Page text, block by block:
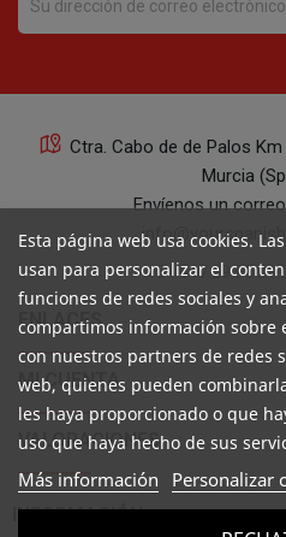
Ctra. Cabo de de Palos
Murcia
Envíenos un
+34 647 29 98 21
ENLACES
MI CUENTA
VALORACIONES
INFORMACIÓN
Esta página web usa cookies.
usan para personalizar el
funciones de redes sociales y
compartimos información sobre
con nuestros partners de redes
web, quienes pueden
les haya proporcionado o que
uso que haya hecho de sus
Más información Personalizar